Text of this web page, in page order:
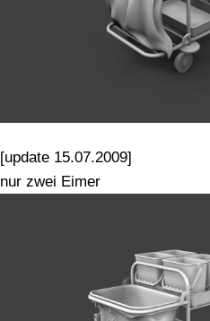
[update 15.07.2009]
nur zwei Eimer